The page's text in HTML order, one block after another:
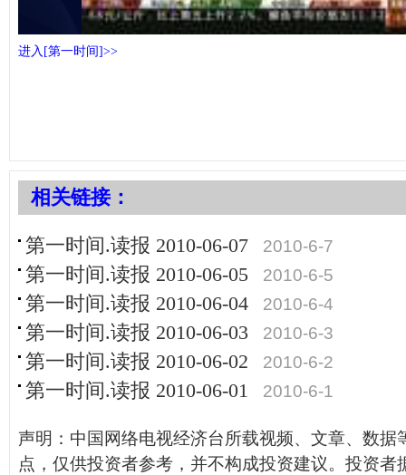
进入[第一时间]>>
相关链接：
第一时间.读报 2010-06-07 2010-6-7
第一时间.读报 2010-06-05 2010-6-5
第一时间.读报 2010-06-04 2010-6-4
第一时间.读报 2010-06-03 2010-6-3
第一时间.读报 2010-06-02 2010-6-2
第一时间.读报 2010-06-01 2010-6-1
声明：中国网络电视经济台所载视频、文章、数据
点，仅供投资者参考，并不构成投资建议。投资者